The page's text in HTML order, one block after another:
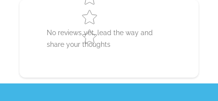
No reviews yet, lead the way and
share your thoughts